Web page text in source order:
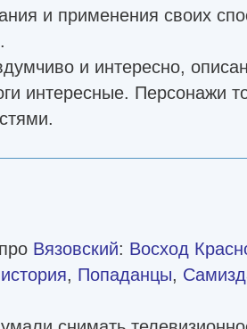
и применения своих
и интересно,
интересные. Персонажи
про Вязовский: Восход
, Попаданцы,